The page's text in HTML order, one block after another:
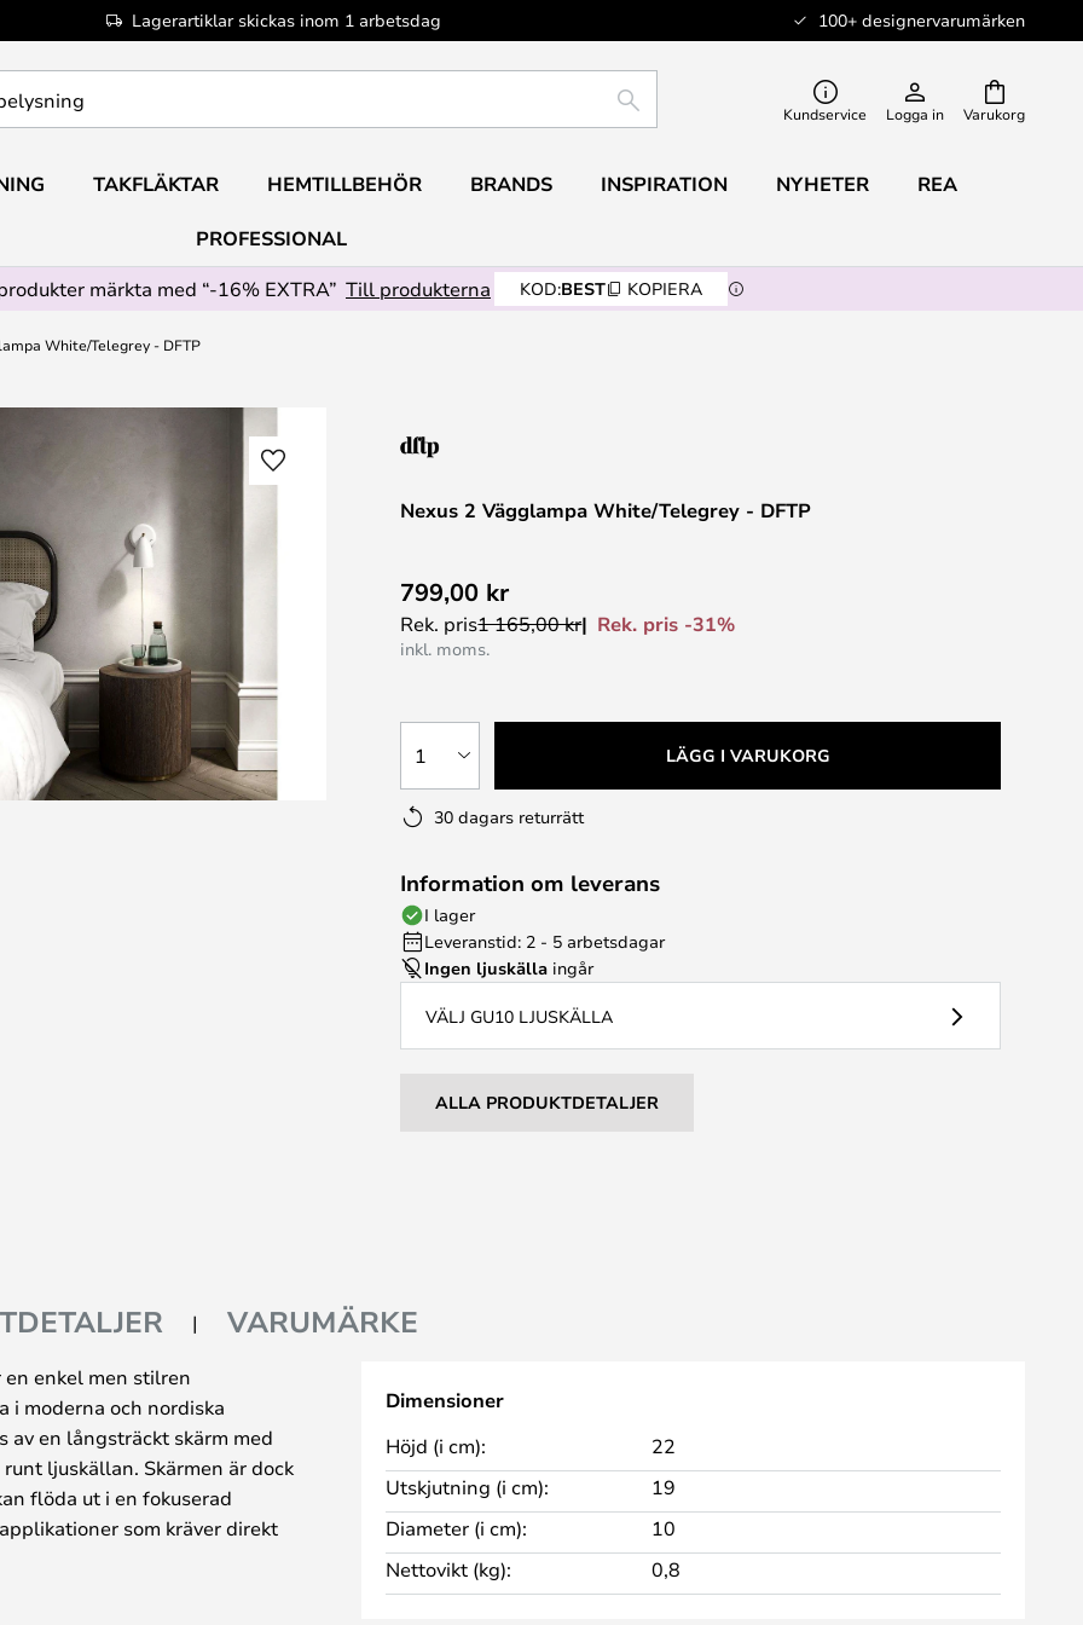
Lagerartiklar skickas inom 1 arbetsdag 100+ designervarumärken
Varukorg
SÖK Kundservice Logga in
TAKFLÄKTAR HEMTILLBEHÖR BRANDS INSPIRATION NYHETER REA
PROFESSIONAL
märkta med “-16% EXTRA” Till produkterna KOD:BEST KOPIERA
White/Telegrey - DFTP
Nexus 2 Vägglampa White/Telegrey - DFTP
799,00 kr
Rek. pris1 165,00 kr Rek. pris -31%
inkl. moms.
1 LÄGG I VARUKORG
30 dagars returrätt
Information om leverans
I lager
Leveranstid: 2 - 5 arbetsdagar
Ingen ljuskälla ingår
VÄLJ GU10 LJUSKÄLLA
ALLA PRODUKTDETALJER
VARUMÄRKE
enkel men stilren
i moderna och nordiska
av en långsträckt skärm med
ljuskällan. Skärmen är dock
flöda ut i en fokuserad
som kräver direkt
är tillverkad av metall kan
Dimensioner
Höjd (i cm):
22
Utskjutning (i cm):
19
Diameter (i cm):
10
Nettovikt (kg):
0,8